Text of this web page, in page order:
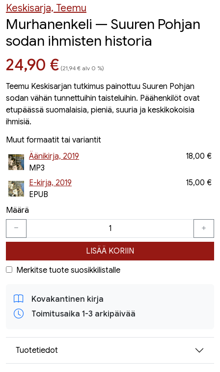
Keskisarja, Teemu
Murhanenkeli — Suuren Pohjan
sodan ihmisten historia
Hinta nyt
24,90 € (21,94 € alv 0 %)
Teemu Keskisarjan tutkimus painottuu Suuren Pohjan
sodan vähän tunnettuihin taisteluihin. Päähenkilöt ovat
etupäässä suomalaisia, pieniä, suuria ja keskikokoisia
ihmisiä.
Muut formaatit tai variantit
Äänikirja, 2019
MP3
18,00 €
E-kirja, 2019
EPUB
15,00 €
Määrä
LISÄÄ KORIIN
Merkitse tuote suosikkilistalle
Kovakantinen kirja
Toimitusaika 1-3 arkipäivää
Tuotetiedot